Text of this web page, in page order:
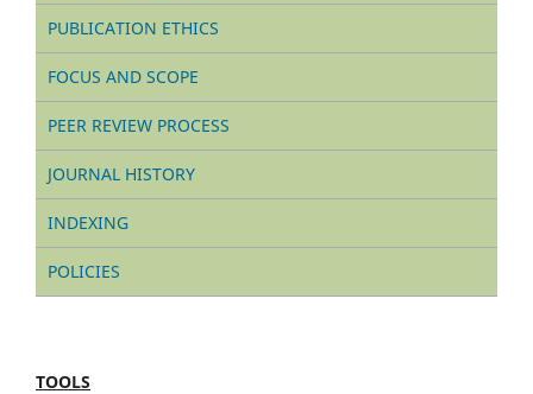
PUBLICATION ETHICS
FOCUS AND SCOPE
PEER REVIEW PROCESS
JOURNAL HISTORY
INDEXING
POLICIES
TOOLS